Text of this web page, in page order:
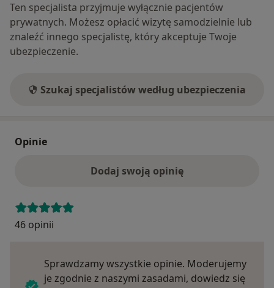
Ten specjalista przyjmuje wyłącznie pacjentów
prywatnych. Możesz opłacić wizytę samodzielnie lub
znaleźć innego specjalistę, który akceptuje Twoje
ubezpieczenie.
Szukaj specjalistów według ubezpieczenia
Opinie
Dodaj swoją opinię
46 opinii
Sprawdzamy wszystkie opinie. Moderujemy
je zgodnie z naszymi zasadami, dowiedz się